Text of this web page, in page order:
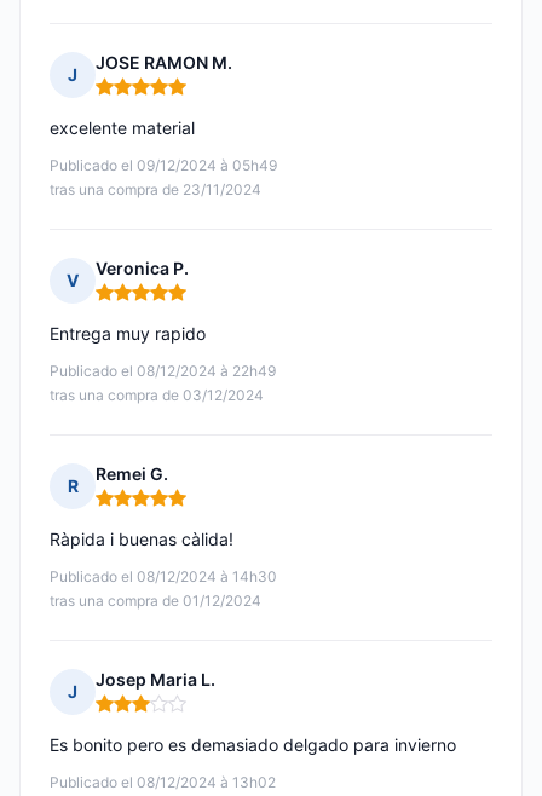
J
JOSE RAMON M.
Nota: 5 de 5
Publicado el 09/12/2024 à 05h49
tras una compra de 23/11/2024
excelente material
V
Veronica P.
Nota: 5 de 5
Publicado el 08/12/2024 à 22h49
tras una compra de 03/12/2024
Entrega muy rapido
R
Remei G.
Nota: 5 de 5
Publicado el 08/12/2024 à 14h30
tras una compra de 01/12/2024
Ràpida i buenas càlida!
J
Josep Maria L.
Nota: 3 de 5
Publicado el 08/12/2024 à 13h02
Es bonito pero es demasiado delgado para invierno